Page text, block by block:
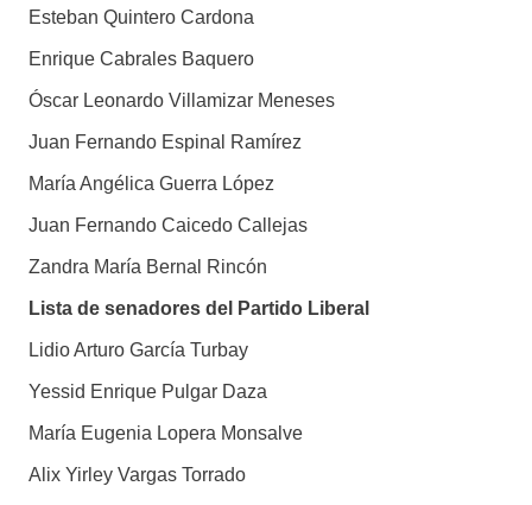
Esteban Quintero Cardona
Enrique Cabrales Baquero
Óscar Leonardo Villamizar Meneses
Juan Fernando Espinal Ramírez
María Angélica Guerra López
Juan Fernando Caicedo Callejas
Zandra María Bernal Rincón
Lista de senadores del Partido Liberal
Lidio Arturo García Turbay
Yessid Enrique Pulgar Daza
María Eugenia Lopera Monsalve
Alix Yirley Vargas Torrado